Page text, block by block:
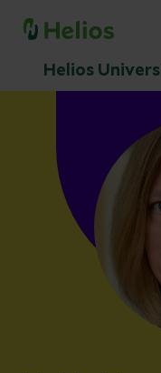
Helios